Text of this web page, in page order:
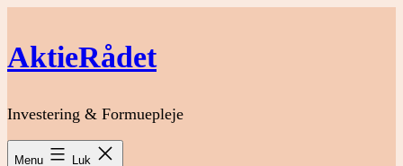
indhold
AktieRådet
Investering & Formuepleje
Menu Luk